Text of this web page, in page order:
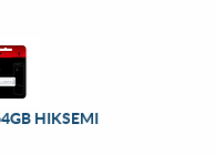
HIKSEMI